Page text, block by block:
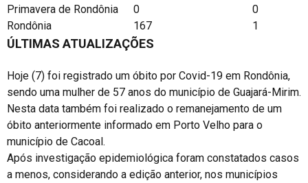
Primavera de Rondônia
0
0
Rondônia
167 1
ÚLTIMAS ATUALIZAÇÕES
Hoje (7) foi registrado um óbito por Covid-19 em Rondônia,
sendo uma mulher de 57 anos do município de Guajará-Mirim.
Nesta data também foi realizado o remanejamento de um
óbito anteriormente informado em Porto Velho para o
município de Cacoal.
Após investigação epidemiológica foram constatados casos
a menos, considerando a edição anterior, nos municípios